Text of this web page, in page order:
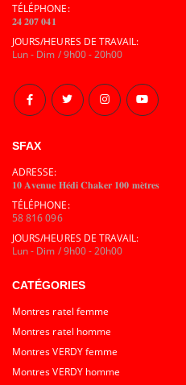
TÉLÉPHONE:
𝟐𝟒 𝟐𝟎𝟕 𝟎𝟒𝟏
JOURS/HEURES DE TRAVAIL:
Lun - Dim / 9h00 - 20h00
SFAX
ADRESSE:
𝟏𝟎 𝐀𝐯𝐞𝐧𝐮𝐞 𝐇𝐞́𝐝𝐢 𝐂𝐡𝐚𝐤𝐞𝐫 𝟏𝟎𝟎 𝐦𝐞̀𝐭𝐫𝐞𝐬
TÉLÉPHONE:
58 816 096
JOURS/HEURES DE TRAVAIL:
Lun - Dim / 9h00 - 20h00
CATÉGORIES
Montres ratel femme
Montres ratel homme
Montres VERDY femme
Montres VERDY homme